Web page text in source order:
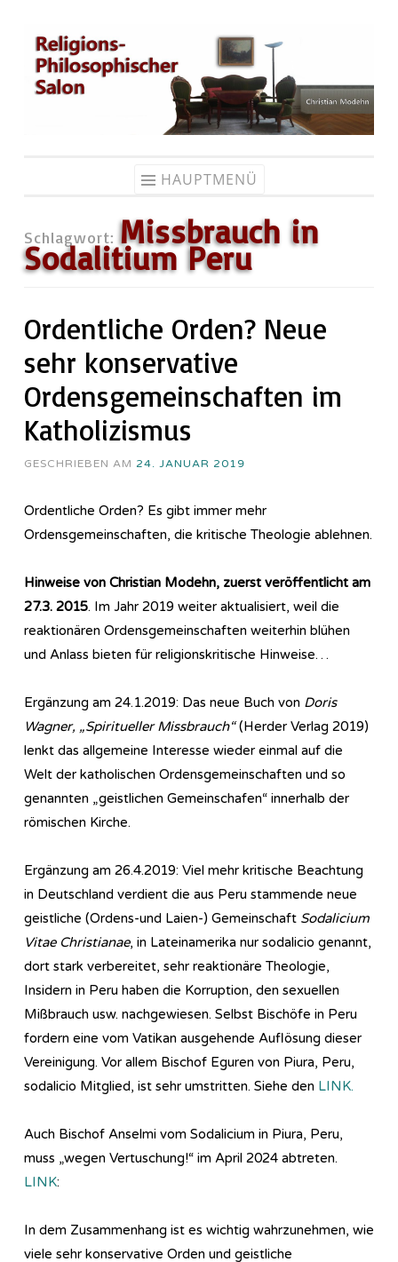
Zum
Inhalt
springen
HAUPTMENÜ
Schlagwort: Missbrauch in
Sodalitium Peru
Ordentliche Orden? Neue
sehr konservative
Ordensgemeinschaften im
Katholizismus
GESCHRIEBEN AM 24. JANUAR 2019
Ordentliche Orden? Es gibt immer mehr
Ordensgemeinschaften, die kritische Theologie ablehnen.
Hinweise von Christian Modehn, zuerst veröffentlicht am
27.3. 2015. Im Jahr 2019 weiter aktualisiert, weil die
reaktionären Ordensgemeinschaften weiterhin blühen
und Anlass bieten für religionskritische Hinweise…
Ergänzung am 24.1.2019: Das neue Buch von Doris
Wagner, „Spiritueller Missbrauch“(Herder Verlag 2019)
lenkt das allgemeine Interesse wieder einmal auf die
Welt der katholischen Ordensgemeinschaften und so
genannten „geistlichen Gemeinschafen“ innerhalb der
römischen Kirche.
Ergänzung am 26.4.2019: Viel mehr kritische Beachtung
in Deutschland verdient die aus Peru stammende neue
geistliche (Ordens-und Laien-) Gemeinschaft Sodalicium
Vitae Christianae, in Lateinamerika nur sodalicio genannt,
dort stark verbereitet, sehr reaktionäre Theologie,
Insidern in Peru haben die Korruption, den sexuellen
Mißbrauch usw. nachgewiesen. Selbst Bischöfe in Peru
fordern eine vom Vatikan ausgehende Auflösung dieser
Vereinigung. Vor allem Bischof Eguren von Piura, Peru,
sodalicio Mitglied, ist sehr umstritten. Siehe den LINK.
Auch Bischof Anselmi vom Sodalicium in Piura, Peru,
muss „wegen Vertuschung!“ im April 2024 abtreten.
LINK:
In dem Zusammenhang ist es wichtig wahrzunehmen, wie
viele sehr konservative Orden und geistliche